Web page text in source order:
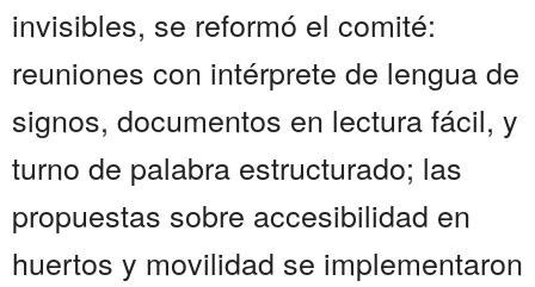
invisibles, se reformó el comité:
reuniones con intérprete de lengua de
signos, documentos en lectura fácil, y
turno de palabra estructurado; las
propuestas sobre accesibilidad en
huertos y movilidad se implementaron